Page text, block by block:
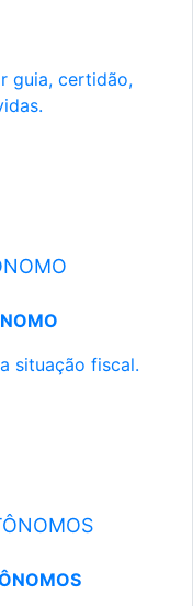
guia, certidão,
situação fiscal.